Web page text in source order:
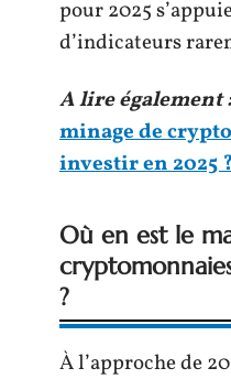
pour 2025
d’indicateurs
A lire également :
minage de
investir en 2025
Où en est le
?
À l’approche de